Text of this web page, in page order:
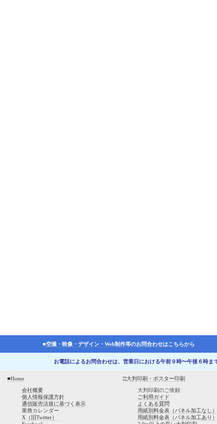
■空撮・映像・デザイン・Web制作等のお問合わせはこちらから
お電話によるお問合わせは、営業日における午前９時〜午後６時
■Home
会社概要
個人情報保護方針
通信販売法規に基づく表示
業務カレンダー
X（旧Twitter）
□大判印刷・ポスター印刷
大判印刷のご依頼
ご利用ガイド
よくある質問
用紙別料金表（パネル加工なし）
用紙別料金表（パネル加工あり）